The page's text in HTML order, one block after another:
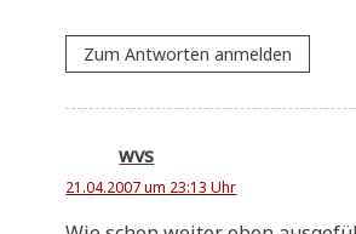
Zum Antworten anmelden
wvs
21.04.2007 um 23:13 Uhr